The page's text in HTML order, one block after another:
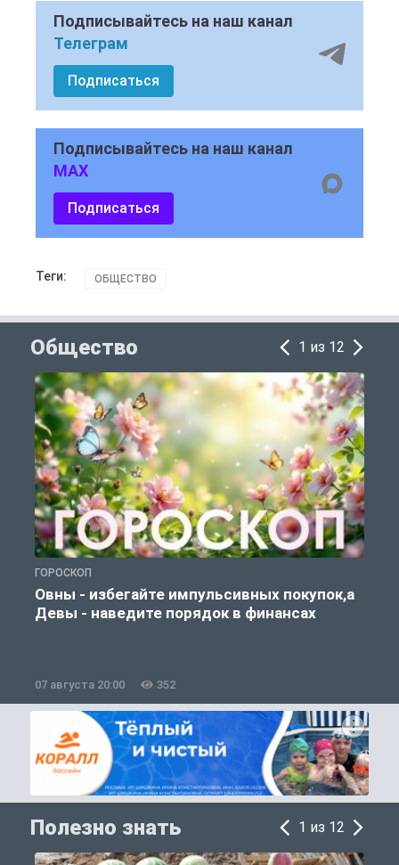
Подписывайтесь на наш канал
Телеграм
Подписаться
Подписывайтесь на наш канал
MAX
Подписаться
Теги: ОБЩЕСТВО
Общество 1 из 12
ГОРОСКОП
Овны - избегайте импульсивных покупок,а
Девы - наведите порядок в финансах
07 августа 20:00 352
Полезно знать 1 из 12